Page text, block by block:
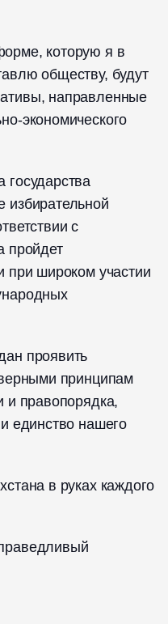
которую я в
обществу, будут
направленные
экономического
государства
избирательной
с
пройдет
при широком участии
проявить
принципам
и правопорядка,
единство нашего
в руках каждого